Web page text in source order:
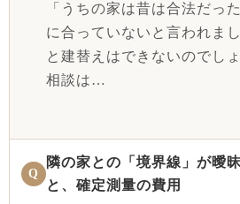
「うちの家は昔は合法だっ
に合っていないと言われま
と建替えはできないのでし
相談は…
Q
隣の家との「境界線」が曖
と、確定測量の費用